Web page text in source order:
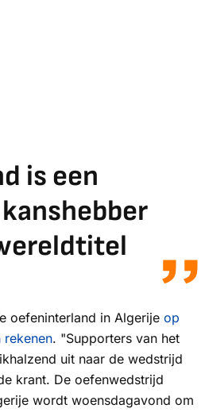
is een
oefeninterland in Algerije op
. "Supporters van het
uit naar de wedstrijd
krant. De oefenwedstrijd
wordt woensdagavond om